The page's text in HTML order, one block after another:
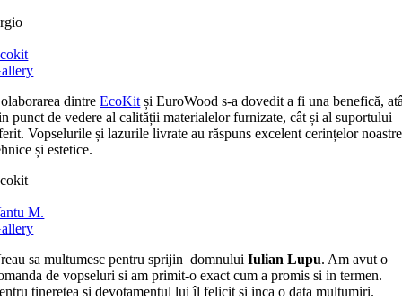
dintreEcoKit și EuroWood s-a dovedit a fi una benefică,
punct de vedere al calității materialelor furnizate, cât și al suportului
Vopselurile și lazurile livrate au răspuns excelent cerințelor noastre
și estetice.
M.
sa multumesc pentru sprijin domnuluiIulian Lupu. Am avut o
de vopseluri si am primit-o exact cum a promis si in termen.
tineretea si devotamentul lui îl felicit si inca o data multumiri.